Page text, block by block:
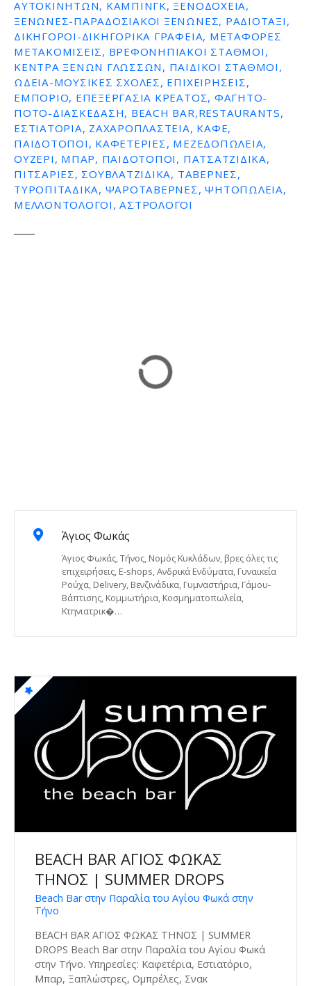
ΑΥΤΟΚΙΝΉΤΩΝ, ΚΆΜΠΙΝΓΚ, ΞΕΝΟΔΟΧΕΊΑ,
ΞΕΝΏΝΕΣ-ΠΑΡΑΔΟΣΙΑΚΟΊ ΞΕΝΏΝΕΣ, ΡΑΔΙΟΤΑΞΊ,
ΔΙΚΗΓΌΡΟΙ-ΔΙΚΗΓΟΡΙΚΆ ΓΡΑΦΕΊΑ, ΜΕΤΑΦΟΡΈΣ
ΜΕΤΑΚΟΜΊΣΕΙΣ, ΒΡΕΦΟΝΗΠΙΑΚΟΊ ΣΤΑΘΜΟΊ,
ΚΈΝΤΡΑ ΞΈΝΩΝ ΓΛΩΣΣΏΝ, ΠΑΙΔΙΚΟΊ ΣΤΑΘΜΟΊ,
ΩΔΕΊΑ-ΜΟΥΣΙΚΈΣ ΣΧΟΛΈΣ, ΕΠΙΧΕΙΡΉΣΕΙΣ,
ΕΜΠΌΡΙΟ, ΕΠΕΞΕΡΓΑΣΊΑ ΚΡΈΑΤΟΣ, ΦΑΓΗΤΌ-
ΠΟΤΌ-ΔΙΑΣΚΈΔΑΣΗ, BEACH BAR,RESTAURANTS,
ΕΣΤΙΑΤΌΡΙΑ, ΖΑΧΑΡΟΠΛΑΣΤΕΊΑ, ΚΑΦΈ,
ΠΑΙΔΌΤΟΠΟΙ, ΚΑΦΕΤΈΡΙΕΣ, ΜΕΖΕΔΟΠΩΛΕΊΑ,
ΟΥΖΕΡΊ, ΜΠΑΡ, ΠΑΙΔΌΤΟΠΟΙ, ΠΑΤΣΑΤΖΊΔΙΚΑ,
ΠΙΤΣΑΡΊΕΣ, ΣΟΥΒΛΑΤΖΊΔΙΚΑ, ΤΑΒΈΡΝΕΣ,
ΤΥΡΟΠΙΤΆΔΙΚΑ, ΨΑΡΟΤΑΒΈΡΝΕΣ, ΨΗΤΟΠΩΛΕΊΑ,
ΜΕΛΛΟΝΤΟΛΟΓΟΙ, ΑΣΤΡΟΛΌΓΟΙ
Άγιος Φωκάς
Άγιος Φωκάς, Τήνος, Νομός Κυκλάδων, βρες όλες τις
επιχειρήσεις, E-shops, Ανδρικά Ενδύματα, Γυναικεία
Ρούχα, Delivery, Βενζινάδικα, Γυμναστήρια, Γάμου-
Βάπτισης, Κομμωτήρια, Κοσμηματοπωλεία,
Κτηνιατρικ�…
BEACH BAR ΑΓΙΟΣ ΦΩΚΑΣ
ΤΗΝΟΣ | SUMMER DROPS
Beach Bar στην Παραλία του Αγίου Φωκά στην
Τήνο
BEACH BAR ΑΓΙΟΣ ΦΩΚΑΣ ΤΗΝΟΣ | SUMMER
DROPS Beach Bar στην Παραλία του Αγίου Φωκά
στην Τήνο. Υπηρεσίες: Καφετέρια, Εστιατόριο,
Μπαρ, Ξαπλώστρες, Ομπρέλες, Σνακ